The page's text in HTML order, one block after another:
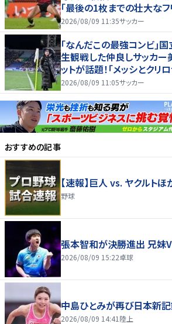
｢最後の1枚までの壮大なフ
んだけ好きなんよｗ｣
2026/08/09 11:35サッカー
｢なんだこの最強コンビ｣
生観戦した仲良しサッカー
ットが話題！｢メッシとクリ
くちゃ可愛い｣
2026/08/09 11:05サッカー
おすすめの記事
【速報】巨人 vs. ヤクルトほ
野球
張本智和が決勝進出 兄妹
2026/08/09 15:22卓球
中島ひとみが再び日本新
2026/08/09 14:41 陸上